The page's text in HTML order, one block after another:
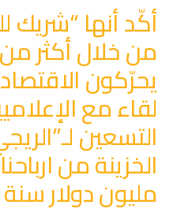
أكّد أنها “شريك
يحرّكون
لقاء مع
التسعين
مليون دولار سنة 2025